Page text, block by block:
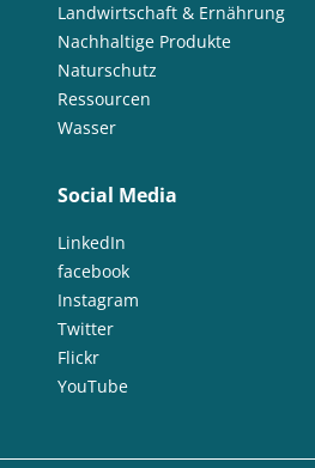
Landwirtschaft & Ernährung
Nachhaltige Produkte
Naturschutz
Ressourcen
Wasser
Social Media
LinkedIn
facebook
Instagram
Twitter
Flickr
YouTube